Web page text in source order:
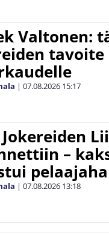
Valtonen:
tavoite
| 07.08.2026 15:17
–
| 07.08.2026 13:18